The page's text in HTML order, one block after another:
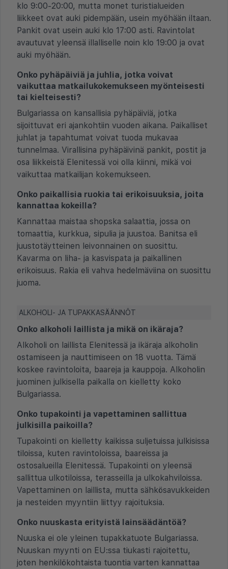
klo 9:00-20:00, mutta monet turistialueiden
liikkeet ovat auki pidempään, usein myöhään iltaan.
Pankit ovat usein auki klo 17:00 asti. Ravintolat
avautuvat yleensä illalliselle noin klo 19:00 ja ovat
auki myöhään.
Onko pyhäpäiviä ja juhlia, jotka voivat
vaikuttaa matkailukokemukseen myönteisesti
tai kielteisesti?
Bulgariassa on kansallisia pyhäpäiviä, jotka
sijoittuvat eri ajankohtiin vuoden aikana. Paikalliset
juhlat ja tapahtumat voivat tuoda mukavaa
tunnelmaa. Virallisina pyhäpäivinä pankit, postit ja
osa liikkeistä Elenitessä voi olla kiinni, mikä voi
vaikuttaa matkailijan kokemukseen.
Onko paikallisia ruokia tai erikoisuuksia, joita
kannattaa kokeilla?
Kannattaa maistaa shopska salaattia, jossa on
tomaattia, kurkkua, sipulia ja juustoa. Banitsa eli
juustotäytteinen leivonnainen on suosittu.
Kavarma on liha- ja kasvispata ja paikallinen
erikoisuus. Rakia eli vahva hedelmäviina on suosittu
juoma.
ALKOHOLI- JA TUPAKKASÄÄNNÖT
Onko alkoholi laillista ja mikä on ikäraja?
Alkoholi on laillista Elenitessä ja ikäraja alkoholin
ostamiseen ja nauttimiseen on 18 vuotta. Tämä
koskee ravintoloita, baareja ja kauppoja. Alkoholin
juominen julkisella paikalla on kielletty koko
Bulgariassa.
Onko tupakointi ja vapettaminen sallittua
julkisilla paikoilla?
Tupakointi on kielletty kaikissa suljetuissa julkisissa
tiloissa, kuten ravintoloissa, baareissa ja
ostosalueilla Elenitessä. Tupakointi on yleensä
sallittua ulkotiloissa, terasseilla ja ulkokahviloissa.
Vapettaminen on laillista, mutta sähkösavukkeiden
ja nesteiden myyntiin liittyy rajoituksia.
Onko nuuskasta erityistä lainsäädäntöä?
Nuuska ei ole yleinen tupakkatuote Bulgariassa.
Nuuskan myynti on EU:ssa tiukasti rajoitettu,
joten henkilökohtaista tuontia varten kannattaa